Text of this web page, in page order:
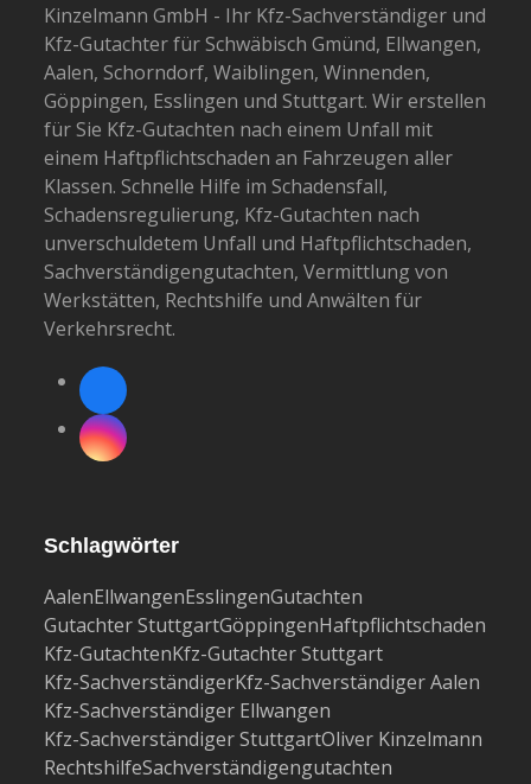
Kinzelmann GmbH - Ihr Kfz-Sachverständiger und
Kfz-Gutachter für Schwäbisch Gmünd, Ellwangen,
Aalen, Schorndorf, Waiblingen, Winnenden,
Göppingen, Esslingen und Stuttgart. Wir erstellen
für Sie Kfz-Gutachten nach einem Unfall mit
einem Haftpflichtschaden an Fahrzeugen aller
Klassen. Schnelle Hilfe im Schadensfall,
Schadensregulierung, Kfz-Gutachten nach
unverschuldetem Unfall und Haftpflichtschaden,
Sachverständigengutachten, Vermittlung von
Werkstätten, Rechtshilfe und Anwälten für
Verkehrsrecht.
Facebook
Instagram
Schlagwörter
AalenEllwangenEsslingenGutachten
Gutachter StuttgartGöppingenHaftpflichtschaden
Kfz-GutachtenKfz-Gutachter Stuttgart
Kfz-SachverständigerKfz-Sachverständiger Aalen
Kfz-Sachverständiger Ellwangen
Kfz-Sachverständiger StuttgartOliver Kinzelmann
RechtshilfeSachverständigengutachten